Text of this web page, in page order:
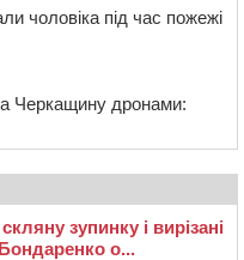
чоловіка під час пожежі
Черкащину дронами:
зупинку і вирізані
о...